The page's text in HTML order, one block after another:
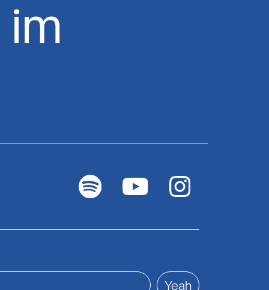
Yeah